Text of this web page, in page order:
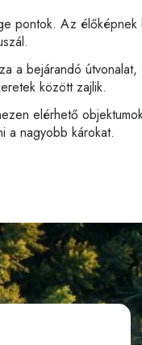
pontok. Az élőképnek
a bejárandó útvonalat,
között zajlik.
elérhető
a nagyobb károkat.